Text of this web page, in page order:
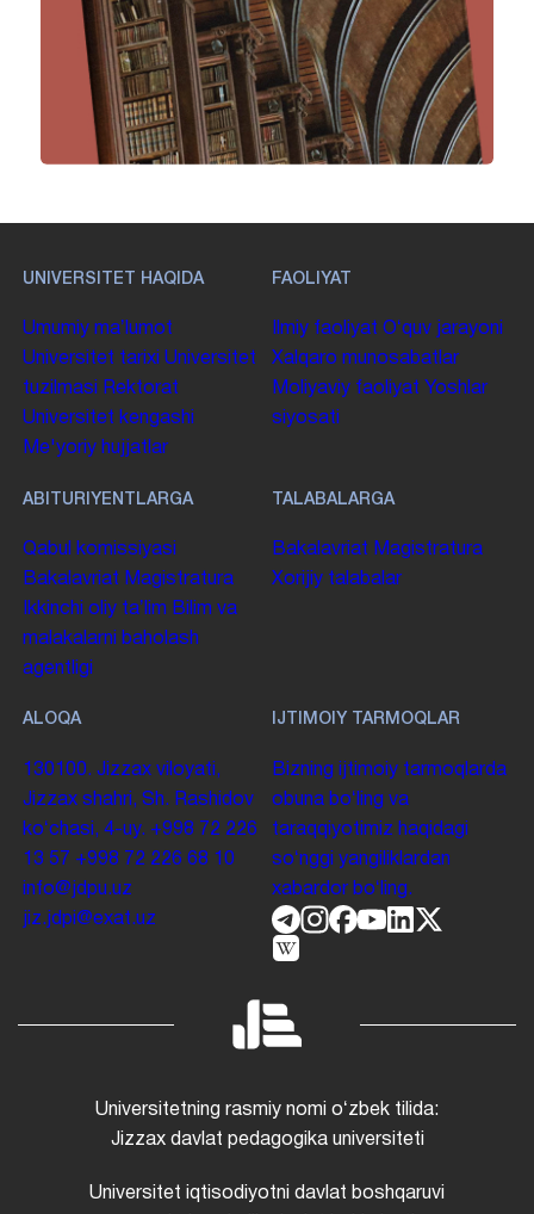
UNIVERSITET HAQIDA
Umumiy maʼlumot
Universitet tarixi Universitet
tuzilmasi
Rektorat
Universitet kengashi
Me'yoriy hujjatlar
FAOLIYAT
Ilmiy faoliyat Oʻquv jarayoni
Xalqaro munosabatlar
Moliyaviy faoliyat Yoshlar
siyosati
ABITURIYENTLARGA
Qabul komissiyasi
Bakalavriat Magistratura
Ikkinchi oliy taʼlim Bilim va
malakalarni baholash
agentligi
TALABALARGA
Bakalavriat Magistratura
Xorijiy talabalar
ALOQA
130100. Jizzax viloyati,
Jizzax shahri, Sh. Rashidov
koʻchasi, 4-uy. +998 72 226
13 57 +998 72 226 68 10
info@jdpu.uz
jiz.jdpi@exat.uz
IJTIMOIY TARMOQLAR
Bizning ijtimoiy tarmoqlarda
obuna boʻling va
taraqqiyotimiz haqidagi
soʻnggi yangiliklardan
xabardor boʻling.
Universitetning rasmiy nomi oʻzbek tilida:
Jizzax davlat pedagogika universiteti
Universitet iqtisodiyotni davlat boshqaruvi